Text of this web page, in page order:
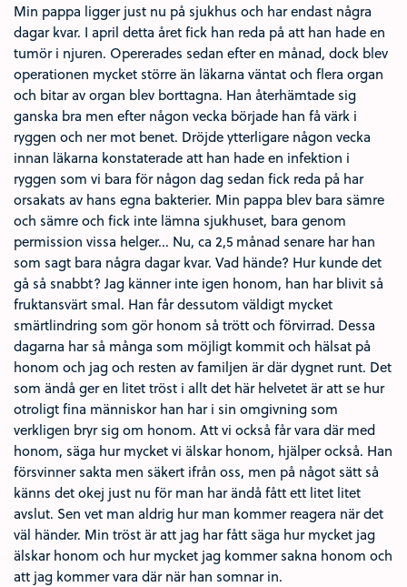
Min pappa ligger just nu på sjukhus och har endast några
dagar kvar. I april detta året fick han reda på att han hade en
tumör i njuren. Opererades sedan efter en månad, dock blev
operationen mycket större än läkarna väntat och flera organ
och bitar av organ blev borttagna. Han återhämtade sig
ganska bra men efter någon vecka började han få värk i
ryggen och ner mot benet. Dröjde ytterligare någon vecka
innan läkarna konstaterade att han hade en infektion i
ryggen som vi bara för någon dag sedan fick reda på har
orsakats av hans egna bakterier. Min pappa blev bara sämre
och sämre och fick inte lämna sjukhuset, bara genom
permission vissa helger... Nu, ca 2,5 månad senare har han
som sagt bara några dagar kvar. Vad hände? Hur kunde det
gå så snabbt? Jag känner inte igen honom, han har blivit så
fruktansvärt smal. Han får dessutom väldigt mycket
smärtlindring som gör honom så trött och förvirrad. Dessa
dagarna har så många som möjligt kommit och hälsat på
honom och jag och resten av familjen är där dygnet runt. Det
som ändå ger en litet tröst i allt det här helvetet är att se hur
otroligt fina människor han har i sin omgivning som
verkligen bryr sig om honom. Att vi också får vara där med
honom, säga hur mycket vi älskar honom, hjälper också. Han
försvinner sakta men säkert ifrån oss, men på något sätt så
känns det okej just nu för man har ändå fått ett litet litet
avslut. Sen vet man aldrig hur man kommer reagera när det
väl händer. Min tröst är att jag har fått säga hur mycket jag
älskar honom och hur mycket jag kommer sakna honom och
att jag kommer vara där när han somnar in.